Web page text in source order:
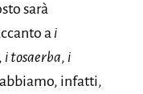
sarà
a i
, i tosaerba, i
infatti,